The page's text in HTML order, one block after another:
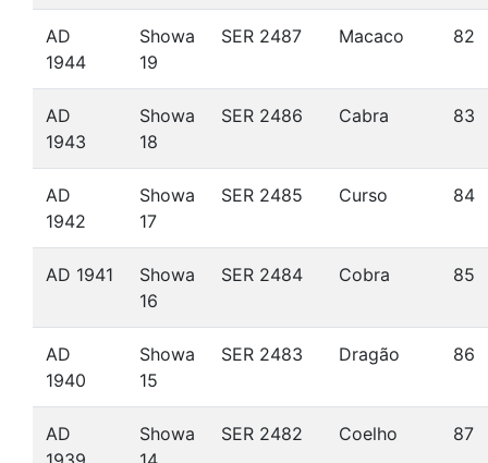
AD
1944
Showa
19
SER 2487 Macaco 82
AD
1943
Showa
18
SER 2486 Cabra 83
AD
1942
Showa
17
SER 2485 Curso 84
AD 1941
Showa
16
SER 2484 Cobra 85
AD
1940
Showa
15
SER 2483 Dragão 86
AD
Showa
SER 2482 Coelho 87